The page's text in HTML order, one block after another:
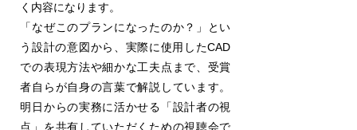
く内容になります。
「なぜこのプランになったのか？」とい
う設計の意図から、実際に使用したCAD
での表現方法や細かな工夫点まで、受賞
者自らが自身の言葉で解説しています。
明日からの実務に活かせる「設計者の視
点」を共有していただくための視聴会で